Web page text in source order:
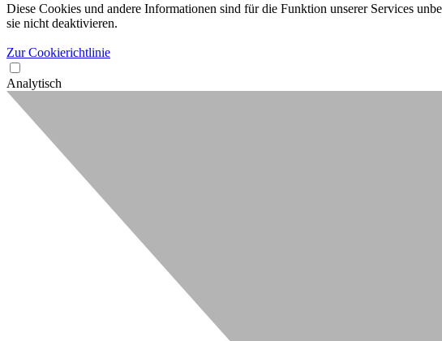
Diese Cookies und andere Informationen sind für die Funktion unserer Services
sie nicht deaktivieren.
Zur Cookierichtlinie
Analytisch